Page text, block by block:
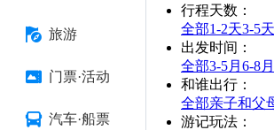
旅游
门票·活动
汽车·船票
行程天数 ：
全部1-2天3-5天
出发时间 ：
全部3-5月 6-8月
和谁出行 ：
全部亲子和父
游记玩法 ：